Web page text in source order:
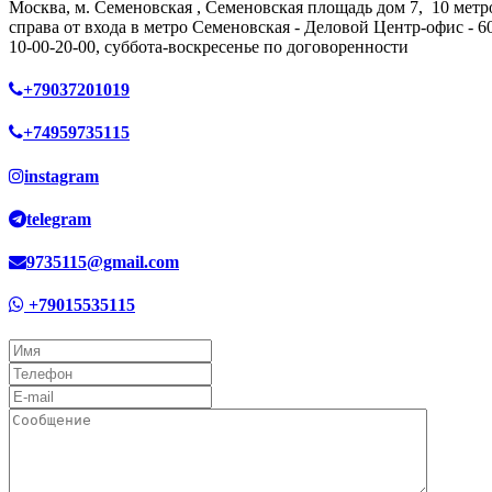
Москва, м. Семеновская , Семеновская площадь дом 7, 10
справа от входа в метро Семеновская - Деловой Центр-офис -
10-00-20-00, суббота-воскресенье по договоренности
+79037201019
+74959735115
instagram
telegram
9735115@gmail.com
+79015535115